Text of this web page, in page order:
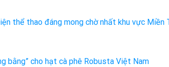
thể thao đáng mong chờ nhất khu vực Miền
bằng” cho hạt cà phê Robusta Việt Nam